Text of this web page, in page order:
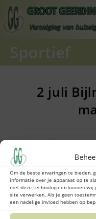
Om de beste ervaringen te bieden,
informatie over je apparaat op te
met deze technologieën kunnen wij
site verwerken. Als je geen
een nadelige invloed hebben op
naar
inhoud
Sportief
2 juli
Bericht
Op zaterdag 2 juli
door de Bijlmer
halve marathon kan
worden door een